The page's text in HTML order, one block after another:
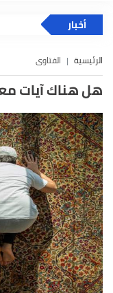
أخبار
الرئيسية الفتاوى
هل هناك آيات